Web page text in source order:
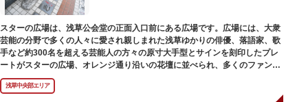
スターの広場は、浅草公会堂の正面入口前にある広場です。広場には、大衆
芸能の分野で多くの人々に愛され親しまれた浅草ゆかりの俳優、落語家、歌
手など約300名を超える芸能人の方々の原寸大手型とサインを刻印したプレ
ートがスターの広場、オレンジ通り沿いの花壇に並べられ、多くのファンに
親しまれています。
浅草中央部エリア